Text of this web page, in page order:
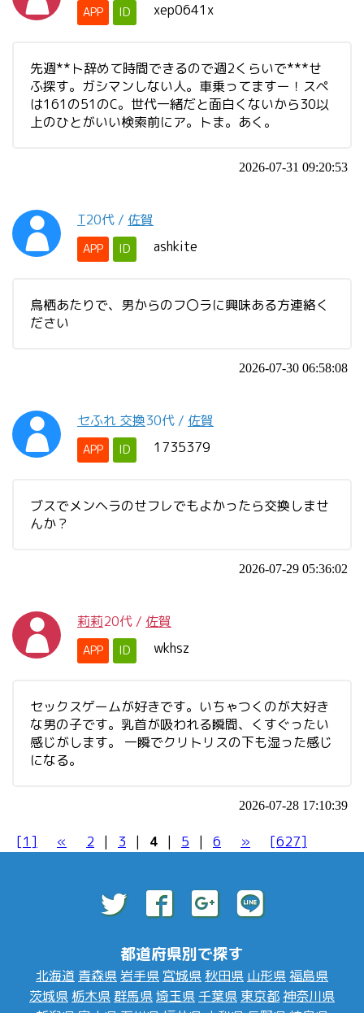
APP ID xep0641x
先週**ト辞めて時間できるので週2くらいで***せ
ふ探す。ガシマンしない人。車乗ってますー！スペ
は161の51のC。世代一緒だと面白くないから30以
上のひとがいい検索前にア。トま。あく。
2026-07-31 09:20:53
T20代 / 佐賀
APP ID ashkite
鳥栖あたりで、男からのフ〇ラに興味ある方連絡く
ださい
2026-07-30 06:58:08
セふれ 交換30代 / 佐賀
APP ID 1735379
ブスでメンヘラのせフレでもよかったら交換しませ
んか？
2026-07-29 05:36:02
莉莉20代 / 佐賀
APP ID wkhsz
セックスゲームが好きです。いちゃつくのが大好き
な男の子です。乳首が吸われる瞬間、くすぐったい
感じがします。 一瞬でクリトリスの下も湿った感じ
になる。
2026-07-28 17:10:39
[1] « 2 | 3 | 4 | 5 | 6 » [627]
都道府県別で探す
北海道 青森県 岩手県 宮城県 秋田県 山形県福島県
茨城県 栃木県群馬県埼玉県 千葉県 東京都神奈川県